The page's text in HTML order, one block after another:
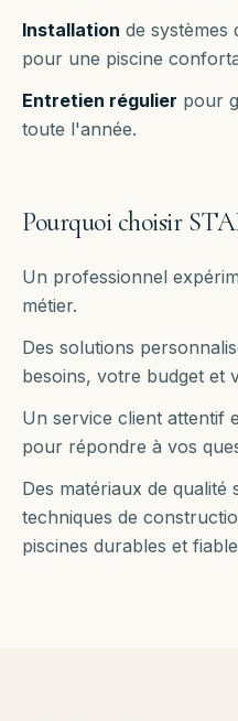
Installation de systèmes
pour une piscine
Entretien régulier pour
toute l'année.
Pourquoi choisir
Un professionnel
métier.
Des solutions
besoins, votre budget et
Un service client attentif
pour répondre à vos
Des matériaux de qualité
techniques de
piscines durables et